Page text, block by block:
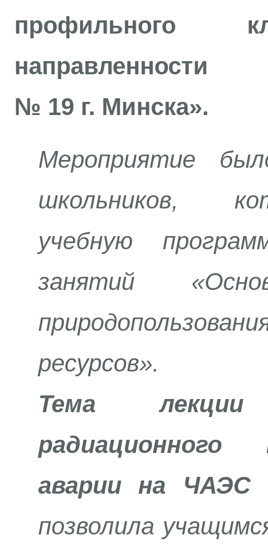
профильного
№ 19 г. Минска».
Мероприятие
школьников,
учебную
занятий
ресурсов».
Тема
аварии на ЧАЭС
позволила